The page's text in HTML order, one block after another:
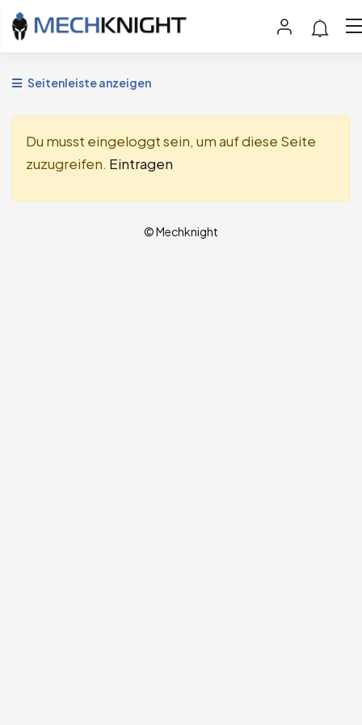
Seitenleiste anzeigen
Du musst eingeloggt sein, um auf diese Seite
zuzugreifen. Eintragen
© Mechknight